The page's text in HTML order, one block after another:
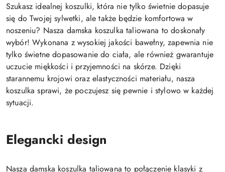
Szukasz idealnej koszulki, która nie tylko świetnie dopasuje
się do Twojej sylwetki, ale także będzie komfortowa w
noszeniu? Nasza damska koszulka taliowana to doskonały
wybór! Wykonana z wysokiej jakości bawełny, zapewnia nie
tylko świetne dopasowanie do ciała, ale również gwarantuje
uczucie miękkości i przyjemności na skórze. Dzięki
starannemu krojowi oraz elastyczności materiału, nasza
koszulka sprawi, że poczujesz się pewnie i stylowo w każdej
sytuacji.
Elegancki design
Nasza damska koszulka taliowana to połączenie klasyki z